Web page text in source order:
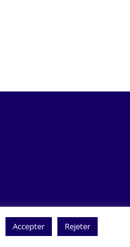
Accepter
Rejeter